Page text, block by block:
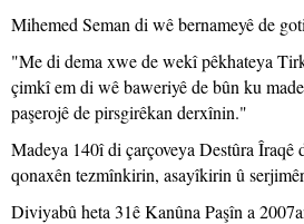
Mihemed Seman di wê bernameyê de
"Me di dema xwe de wekî pêkhateya
çimkî em di wê baweriyê de bûn ku
paşerojê de pirsgirêkan derxînin."
Madeya 140î di çarçoveya Destûra Îraqê
qonaxên tezmînkirin, asayîkirin û
Diviyabû heta 31ê Kanûna Paşîn a